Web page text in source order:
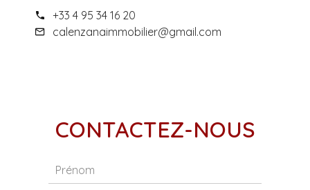
+33 4 95 34 16 20
calenzanaimmobilier@gmail.com
CONTACTEZ-NOUS